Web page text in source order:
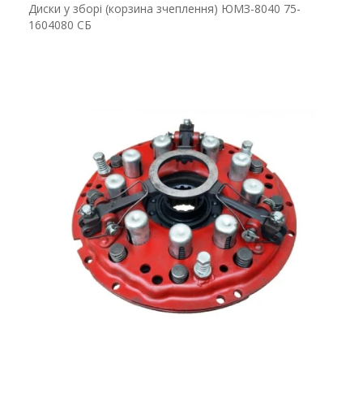
Диски у зборі (корзина зчеплення) ЮМЗ-8040 75-
1604080 СБ